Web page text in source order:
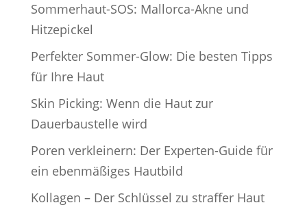
Sommerhaut-SOS: Mallorca-Akne und
Hitzepickel
Perfekter Sommer-Glow: Die besten Tipps
für Ihre Haut
Skin Picking: Wenn die Haut zur
Dauerbaustelle wird
Poren verkleinern: Der Experten-Guide für
ein ebenmäßiges Hautbild
Kollagen – Der Schlüssel zu straffer Haut